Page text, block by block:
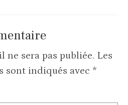
ne sera pas publiée. Les
sont indiqués avec *